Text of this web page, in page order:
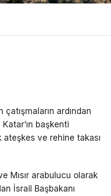
çatışmaların ardından
başkenti
ateşkes ve rehine takası
Mısır arabulucu olarak
İsrail Başbakanı